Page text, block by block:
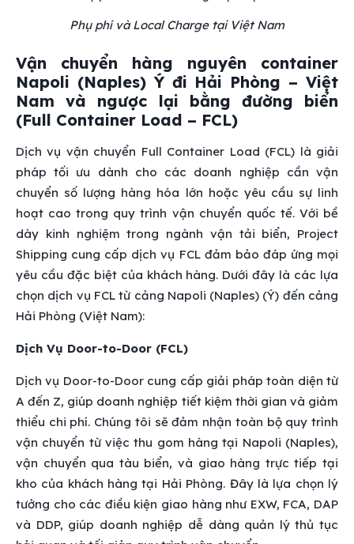
Phụ phí và Local Charge tại Việt Nam
Vận chuyển hàng nguyên container
Napoli (Naples) Ý đi Hải Phòng – Việt
Nam và ngược lại bằng đường biển
(Full Container Load – FCL)
Dịch vụ vận chuyển Full Container Load (FCL) là giải
pháp tối ưu dành cho các doanh nghiệp cần vận
chuyển số lượng hàng hóa lớn hoặc yêu cầu sự linh
hoạt cao trong quy trình vận chuyển quốc tế. Với bề
dày kinh nghiệm trong ngành vận tải biển, Project
Shipping cung cấp dịch vụ FCL đảm bảo đáp ứng mọi
yêu cầu đặc biệt của khách hàng. Dưới đây là các lựa
chọn dịch vụ FCL từ cảng Napoli (Naples) (Ý) đến cảng
Hải Phòng (Việt Nam):
Dịch Vụ Door-to-Door (FCL)
Dịch vụ Door-to-Door cung cấp giải pháp toàn diện từ
A đến Z, giúp doanh nghiệp tiết kiệm thời gian và giảm
thiểu chi phí. Chúng tôi sẽ đảm nhận toàn bộ quy trình
vận chuyển từ việc thu gom hàng tại Napoli (Naples),
vận chuyển qua tàu biển, và giao hàng trực tiếp tại
kho của khách hàng tại Hải Phòng. Đây là lựa chọn lý
tưởng cho các điều kiện giao hàng như EXW, FCA, DAP
và DDP, giúp doanh nghiệp dễ dàng quản lý thủ tục